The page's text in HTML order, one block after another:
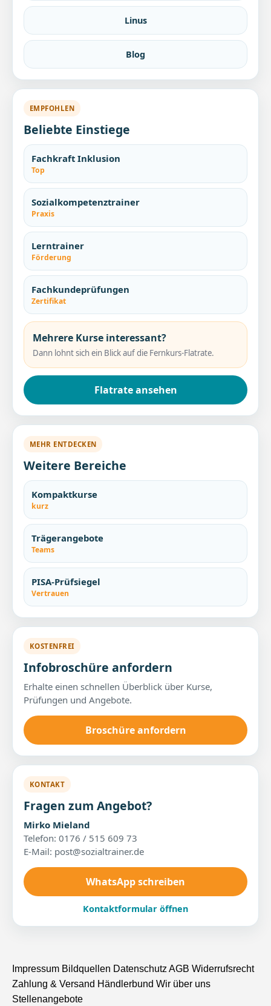
Linus
Blog
EMPFOHLEN
Beliebte Einstiege
Fachkraft Inklusion
Top
Sozialkompetenztrainer
Praxis
Lerntrainer
Förderung
Fachkundeprüfungen
Zertifikat
Mehrere Kurse interessant?
Dann lohnt sich ein Blick auf die Fernkurs-Flatrate.
Flatrate ansehen
MEHR ENTDECKEN
Weitere Bereiche
Kompaktkurse
kurz
Trägerangebote
Teams
PISA-Prüfsiegel
Vertrauen
KOSTENFREI
Infobroschüre anfordern
Erhalte einen schnellen Überblick über Kurse,
Prüfungen und Angebote.
Broschüre anfordern
KONTAKT
Fragen zum Angebot?
Mirko Mieland
Telefon: 0176 / 515 609 73
E-Mail: post@sozialtrainer.de
WhatsApp schreiben
Kontaktformular öffnen
Impressum Bildquellen DatenschutzAGB Widerrufsrecht
Zahlung & Versand Händlerbund Wir über uns
Stellenangebote